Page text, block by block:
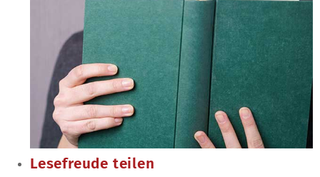
Lesefreude teilen